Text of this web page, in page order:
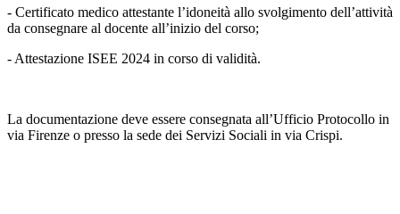
- Certificato medico attestante l’idoneità allo svolgimento dell’attività
da consegnare al docente all’inizio del corso;
- Attestazione ISEE 2024 in corso di validità.
La documentazione deve essere consegnata all’Ufficio Protocollo in
via Firenze o presso la sede dei Servizi Sociali in via Crispi.